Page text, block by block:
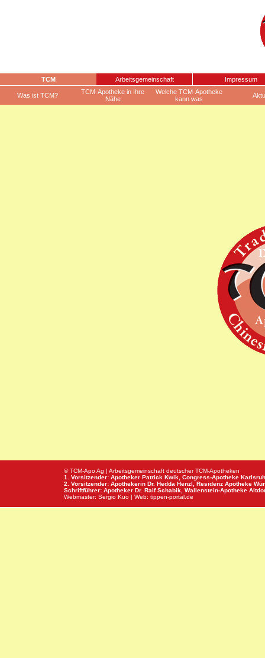
TCM Arbeitsgemeinschaft Impressum
Was ist TCM?
TCM-Apotheke in Ihre
Nähe
Welche TCM-Apotheke
kann was
© TCM-Apo Ag | Arbeitsgemeinschaft deutscher TCM-Apotheken
1. Vorsitzender: Apotheker Patrick Kwik, Congress-Apotheke
2. Vorsitzender: Apothekerin Dr. Hedda Henzl, Residenz Apotheke
Schriftführer: Apotheker Dr. Ralf Schabik, Wallenstein-Apotheke
Webmaster: Sergio Kuo | Web: tippen-portal.de